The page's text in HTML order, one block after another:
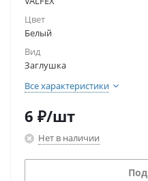
Цвет
Белый
Вид
Заглушка
Все характеристики
6 ₽/шт
Нет в наличии